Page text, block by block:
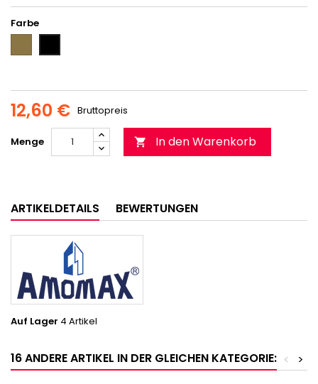
Farbe
COYOTE
12,60 € Bruttopreis
Menge  In den Warenkorb
ARTIKELDETAILS BEWERTUNGEN
Auf Lager 4 Artikel
16 ANDERE ARTIKEL IN DER GLEICHEN KATEGORIE: >
<